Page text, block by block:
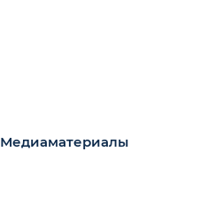
Медиаматериалы